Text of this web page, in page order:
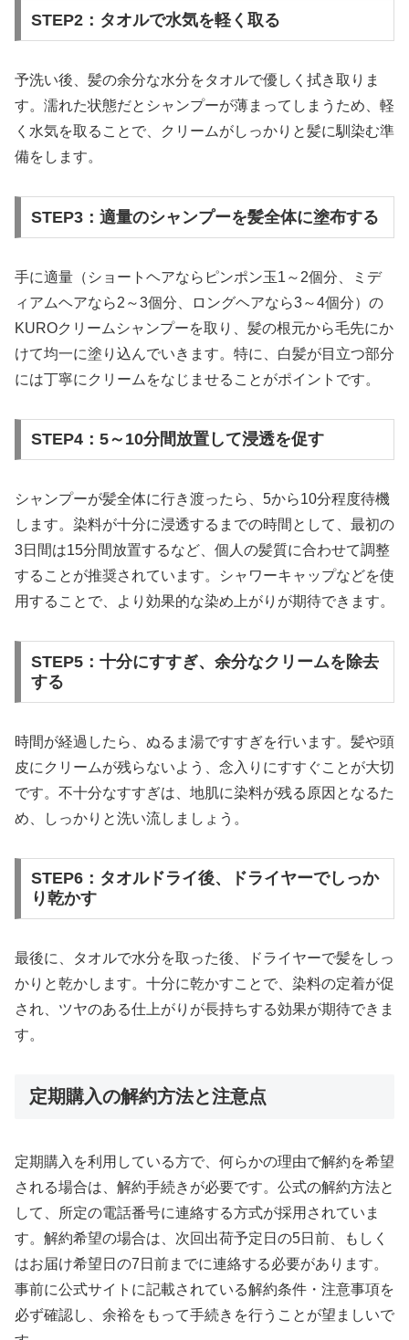
STEP2：タオルで水気を軽く取る
予洗い後、髪の余分な水分をタオルで優しく拭き取りま
す。濡れた状態だとシャンプーが薄まってしまうため、軽
く水気を取ることで、クリームがしっかりと髪に馴染む準
備をします。
STEP3：適量のシャンプーを髪全体に塗布する
手に適量（ショートヘアならピンポン玉1～2個分、ミデ
ィアムヘアなら2～3個分、ロングヘアなら3～4個分）の
KUROクリームシャンプーを取り、髪の根元から毛先にか
けて均一に塗り込んでいきます。特に、白髪が目立つ部分
には丁寧にクリームをなじませることがポイントです。
STEP4：5～10分間放置して浸透を促す
シャンプーが髪全体に行き渡ったら、5から10分程度待機
します。染料が十分に浸透するまでの時間として、最初の
3日間は15分間放置するなど、個人の髪質に合わせて調整
することが推奨されています。シャワーキャップなどを使
用することで、より効果的な染め上がりが期待できます。
STEP5：十分にすすぎ、余分なクリームを除去
する
時間が経過したら、ぬるま湯ですすぎを行います。髪や頭
皮にクリームが残らないよう、念入りにすすぐことが大切
です。不十分なすすぎは、地肌に染料が残る原因となるた
め、しっかりと洗い流しましょう。
STEP6：タオルドライ後、ドライヤーでしっか
り乾かす
最後に、タオルで水分を取った後、ドライヤーで髪をしっ
かりと乾かします。十分に乾かすことで、染料の定着が促
され、ツヤのある仕上がりが長持ちする効果が期待できま
す。
定期購入の解約方法と注意点
定期購入を利用している方で、何らかの理由で解約を希望
される場合は、解約手続きが必要です。公式の解約方法と
して、所定の電話番号に連絡する方式が採用されていま
す。解約希望の場合は、次回出荷予定日の5日前、もしく
はお届け希望日の7日前までに連絡する必要があります。
事前に公式サイトに記載されている解約条件・注意事項を
必ず確認し、余裕をもって手続きを行うことが望ましいで